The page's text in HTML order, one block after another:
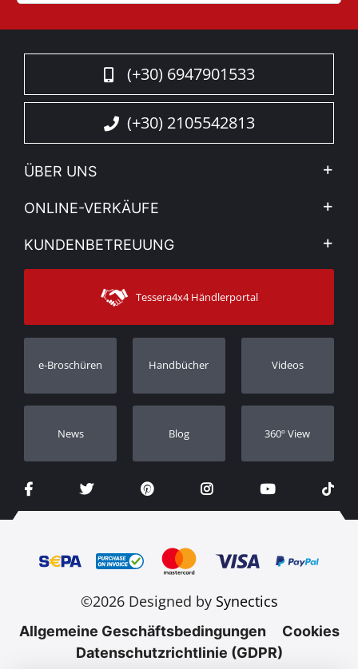
(+30) 6947901533
(+30) 2105542813
ÜBER UNS
Firma
Sehen Sie unsere Nachrichten
Sitemap
ONLINE-VERKÄUFE
Mein Konto
Versandarten
KUNDENBETREUUNG
Kontakt
Kundendienst
Bestellung verfolgen
Händler
Tessera4x4 Händlerportal
e-Broschüren Handbücher Videos
Νews Blog 360º View
©2026 Designed by Synectics
Allgemeine Geschäftsbedingungen
Cookies
Datenschutzrichtlinie (GDPR)